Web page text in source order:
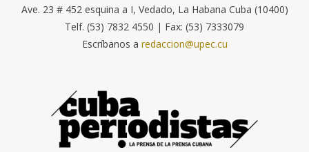
Ave. 23 # 452 esquina a I, Vedado, La Habana Cuba (10400)
Telf. (53) 7832 4550 | Fax: (53) 7333079
Escríbanos a redaccion@upec.cu